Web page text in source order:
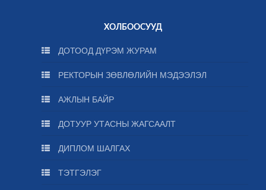
ХОЛБООСУУД
ДОТООД ДҮРЭМ ЖУРАМ
РЕКТОРЫН ЗӨВЛӨЛИЙН МЭДЭЭЛЭЛ
АЖЛЫН БАЙР
ДОТУУР УТАСНЫ ЖАГСААЛТ
ДИПЛОМ ШАЛГАХ
ТЭТГЭЛЭГ